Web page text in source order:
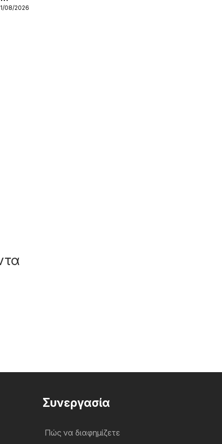
08/2026
Συνεργασία
Πώς να διαφημίζετε